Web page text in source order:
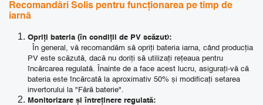
Recomandări Solis pentru funcționarea pe timp de
iarnă
Opriți bateria (în condiții de PV scăzut):
În general, vă recomandăm să opriți bateria iarna, când producția
PV este scăzută, dacă nu doriți să utilizați rețeaua pentru
încărcarea regulată. Înainte de a face acest lucru, asigurați-vă că
bateria este încărcată la aproximativ 50% și modificați setarea
invertorului la "Fără baterie".
Monitorizare și întreținere regulată: